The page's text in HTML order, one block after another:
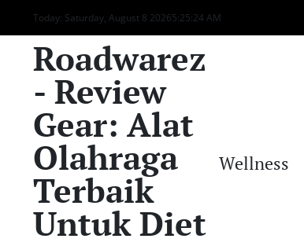
to
content
Today: Saturday, August 8 20265:25:26 AM
Roadwarez
- Review
Gear: Alat
Olahraga
Terbaik
Untuk Diet
Wellness